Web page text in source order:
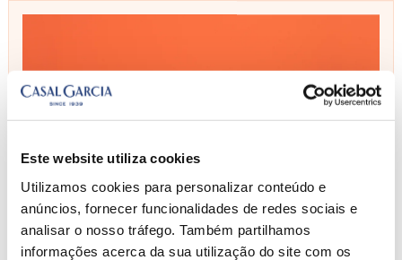
Este website utiliza cookies
Utilizamos cookies para personalizar conteúdo e
anúncios, fornecer funcionalidades de redes sociais e
analisar o nosso tráfego. Também partilhamos
informações acerca da sua utilização do site com os